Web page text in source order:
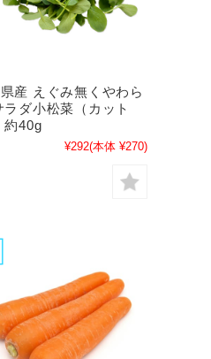
産 えぐみ無くやわら
ラダ小松菜（カット
約40g
¥292(本体 ¥270)